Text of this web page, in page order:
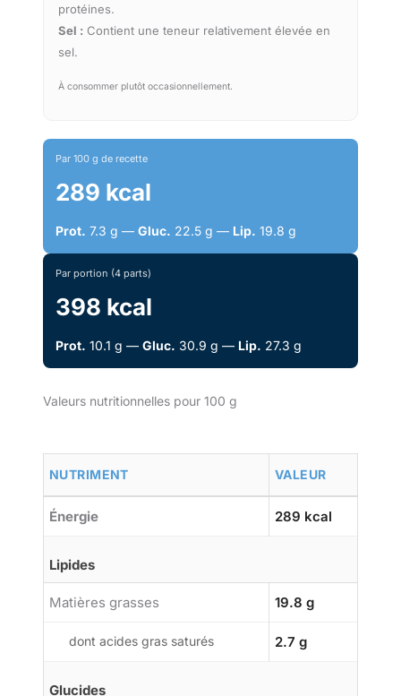
protéines.
Sel : Contient une teneur relativement élevée en
sel.
À consommer plutôt occasionnellement.
Par 100 g de recette
289 kcal
Prot. 7.3 g — Gluc. 22.5 g — Lip. 19.8 g
Par portion (4 parts)
398 kcal
Prot. 10.1 g — Gluc. 30.9 g — Lip. 27.3 g
Valeurs nutritionnelles pour 100 g
NUTRIMENT VALEUR
Énergie 289 kcal
Lipides
Matières grasses 19.8 g
dont acides gras saturés 2.7 g
Glucides